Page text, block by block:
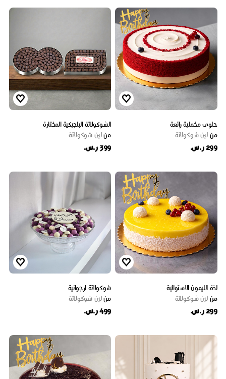
حلوى مخملية رائعة
من لين شوكولاتة
299 ر.س.
الشوكولاتة البلجيكية المختارة
منلين شوكولاتة
399 ر.س.
لذة الليمون الاستوائية
من لين شوكولاتة
299 ر.س.
شوكولاتة ارجوانية
منلين شوكولاتة
499 ر.س.